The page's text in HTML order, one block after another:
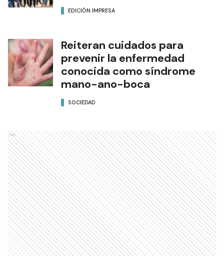
EDICIÓN IMPRESA
Reiteran cuidados para
prevenir la enfermedad
conocida como síndrome
mano-ano-boca
SOCIEDAD
Ads